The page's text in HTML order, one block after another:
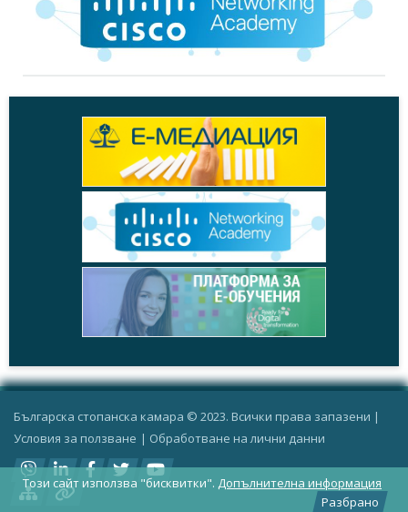
Българска стопанска камара © 2023. Всички права запазени |
Условия за ползване | Oбработване на лични данни
Този сайт използва "бисквитки". Допълнителна информация
Разбрано